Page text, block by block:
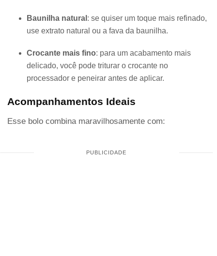
Baunilha natural : se quiser um toque mais refinado,
use extrato natural ou a fava da baunilha.
Crocante mais fino: para um acabamento mais
delicado, você pode triturar o crocante no
processador e peneirar antes de aplicar.
Acompanhamentos Ideais
Esse bolo combina maravilhosamente com: